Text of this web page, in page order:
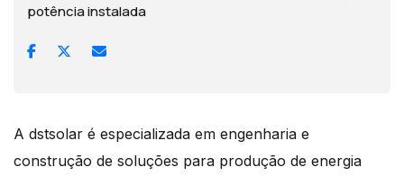
potência instalada
A dstsolar é especializada em engenharia e
construção de soluções para produção de energia